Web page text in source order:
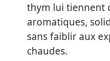
thym lui tiennent
aromatiques,
sans faiblir aux
chaudes.